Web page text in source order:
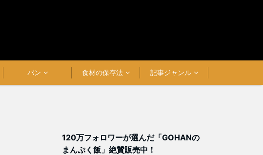
パン 食材の保存法 記事ジャンル
120万フォロワーが選んだ「GOHANの
まんぷく飯」絶賛販売中！